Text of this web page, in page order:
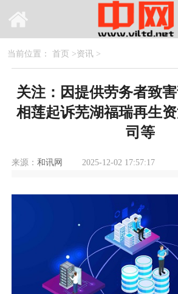
当前位置： 首页 >资讯>
关注：因提供劳务者致
相莲起诉芜湖福瑞再生
司等
来源： 和讯网 2025-12-02 17:57:17